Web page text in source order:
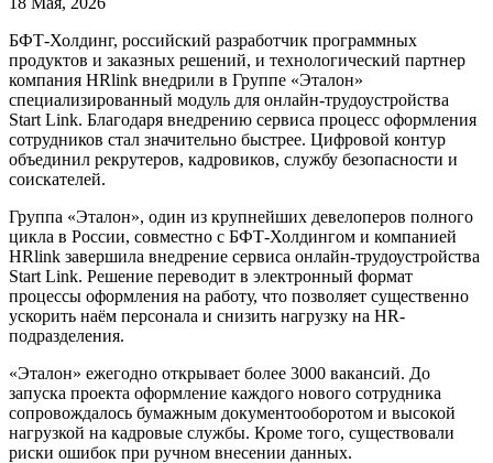
БФТ-Холдинг, российский разработчик программных
продуктов и заказных решений, и технологический партнер
компания HRlink внедрили в Группе «Эталон»
специализированный модуль для онлайн-трудоустройства
Start Link. Благодаря внедрению сервиса процесс оформления
сотрудников стал значительно быстрее. Цифровой контур
объединил рекрутеров, кадровиков, службу безопасности и
соискателей.
Группа «Эталон», один из крупнейших девелоперов полного
цикла в России, совместно с БФТ-Холдингом и компанией
HRlink завершила внедрение сервиса онлайн-трудоустройства
Start Link. Решение переводит в электронный формат
процессы оформления на работу, что позволяет существенно
ускорить наём персонала и снизить нагрузку на HR-
подразделения.
«Эталон» ежегодно открывает более 3000 вакансий. До
запуска проекта оформление каждого нового сотрудника
сопровождалось бумажным документооборотом и высокой
нагрузкой на кадровые службы. Кроме того, существовали
риски ошибок при ручном внесении данных.